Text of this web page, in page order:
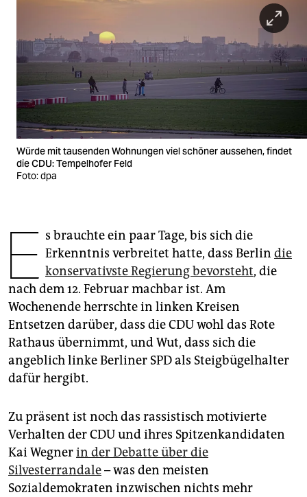
veranstaltungen
shop
fragen & hilfe
unterstützen
abo
Würde mit tausenden Wohnungen viel schöner aussehen, findet
die CDU: Tempelhofer Feld
Foto: dpa
E s brauchte ein paar Tage, bis sich die
Erkenntnis verbreitet hatte, dass Berlin die
konservativste Regierung bevorsteht, die
nach dem 12. Februar machbar ist. Am
Wochenende herrschte in linken Kreisen
Entsetzen darüber, dass die CDU wohl das Rote
Rathaus übernimmt, und Wut, dass sich die
angeblich linke Berliner SPD als Steigbügelhalter
dafür hergibt.
Zu präsent ist noch das rassistisch motivierte
Verhalten der CDU und ihres Spitzenkandidaten
Kai Wegnerin der Debatte über die
Silvesterrandale– was den meisten
Sozialdemokraten inzwischen nichts mehr